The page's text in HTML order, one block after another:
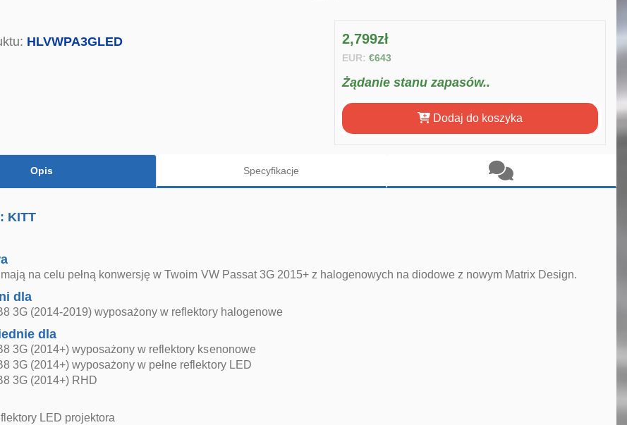
HLVWPA3GLED 2,799zł
EUR: €643
Żądanie stanu zapasów..
Dodaj do koszyka
Opis Specyfikacje
KITT
na celu pełną konwersję w Twoim VW Passat 3G 2015+ z halogenowych na diodowe z nowym Matrix Design.
dla
3G (2014-2019) wyposażony w reflektory halogenowe
dla
3G (2014+) wyposażony w reflektory ksenonowe
3G (2014+) wyposażony w pełne reflektory LED
3G (2014+) RHD
LED projektora